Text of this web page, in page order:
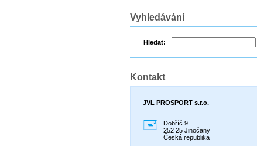
Vyhledávání
Hledat:
Kontakt
JVL PROSPORT s.r.o.
Dobříč 9
252 25 Jinočany
Česká republika